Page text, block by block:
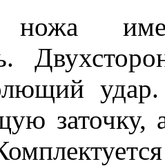
ножа
удар.
заточку,